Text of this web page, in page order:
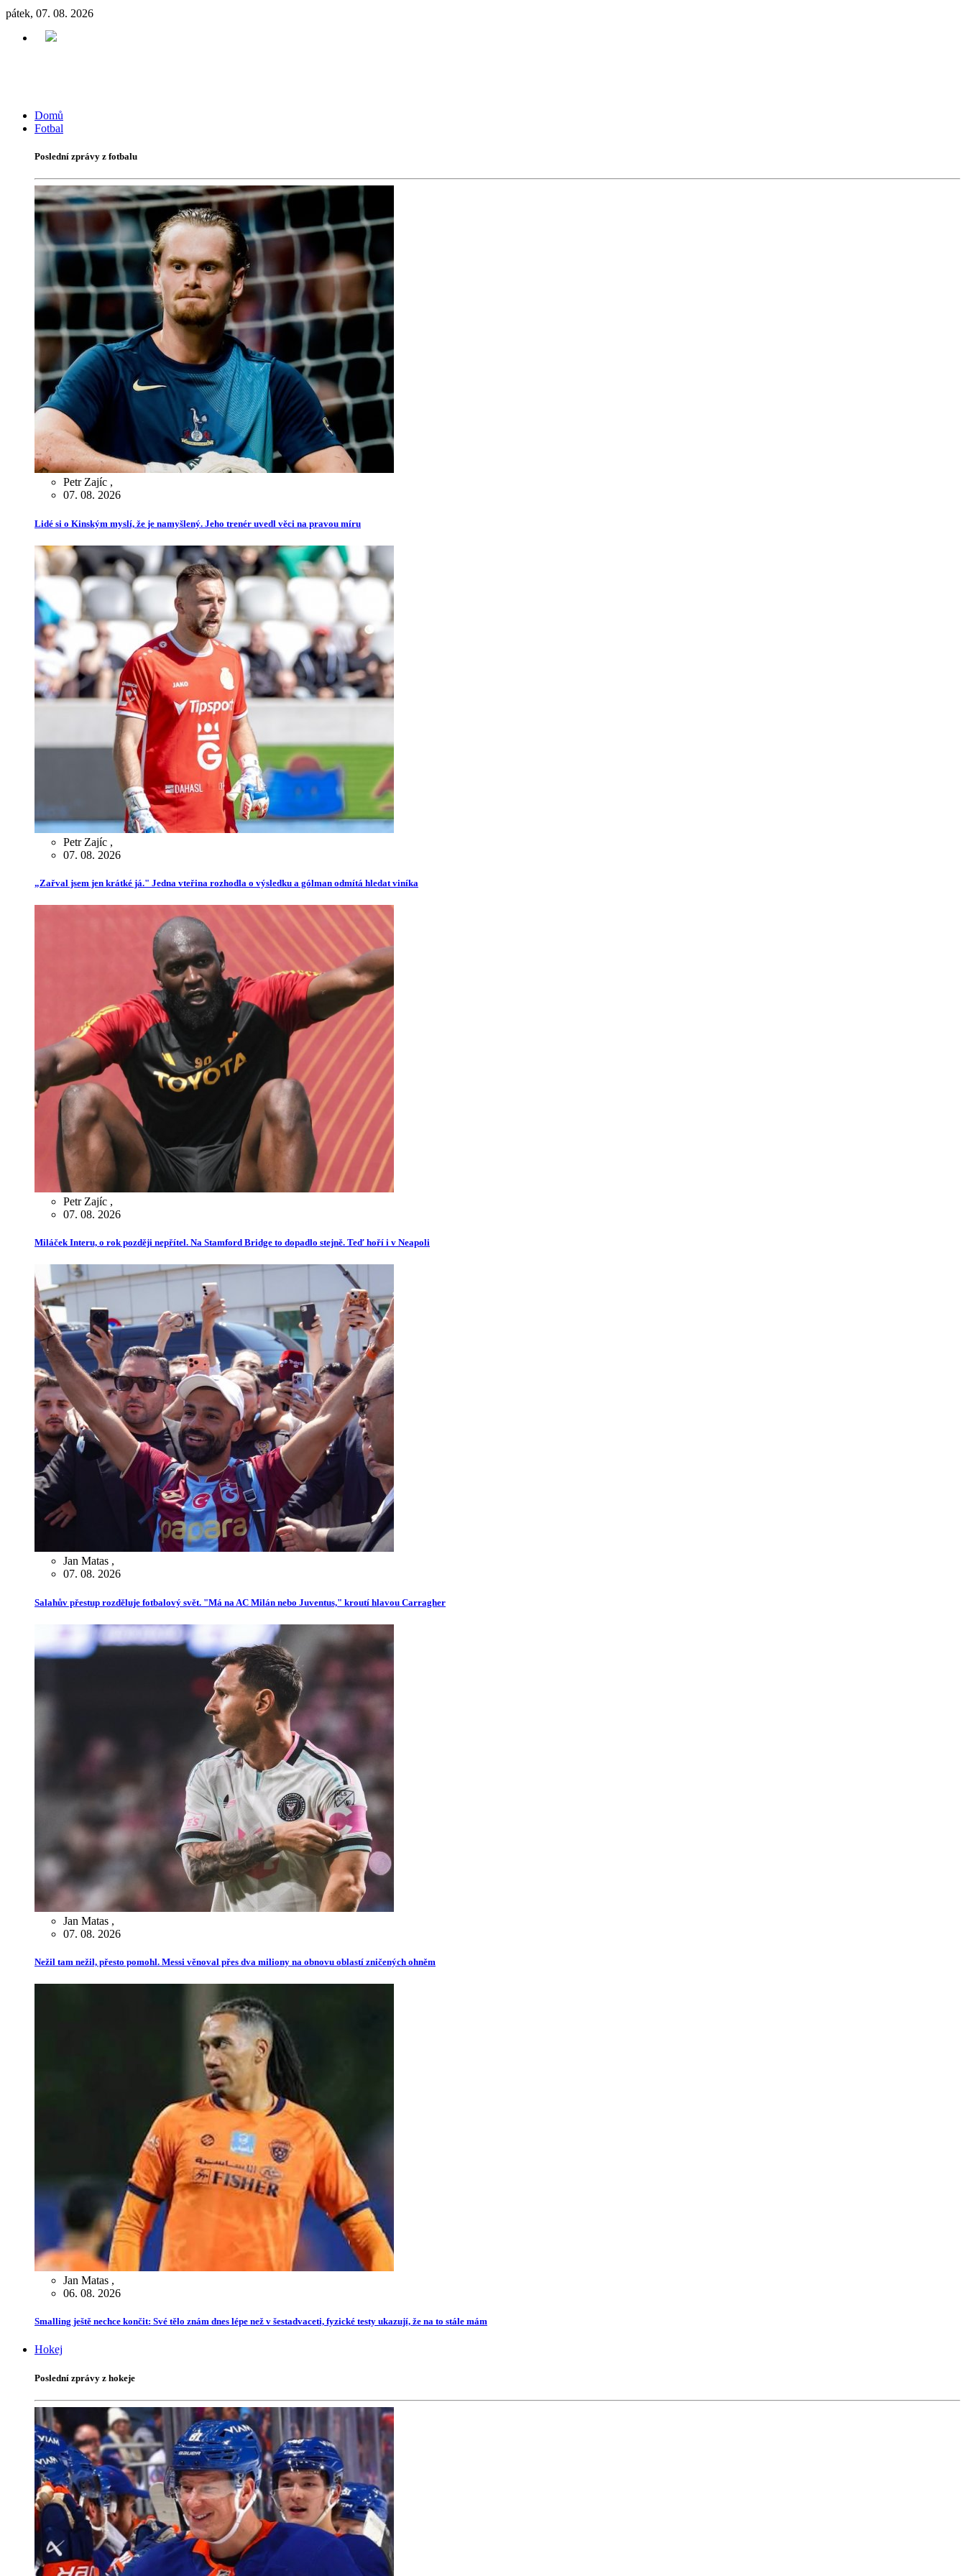
pátek, 07. 08. 2026
Domů
Fotbal
Poslední zprávy z fotbalu
Petr Zajíc ,
07. 08. 2026
Lidé si o Kinským myslí, že je namyšlený. Jeho trenér uvedl věci na pravou míru
Petr Zajíc ,
07. 08. 2026
„Zařval jsem jen krátké já." Jedna vteřina rozhodla o výsledku a gólman odmítá hledat viníka
Petr Zajíc ,
07. 08. 2026
Miláček Interu, o rok později nepřítel. Na Stamford Bridge to dopadlo stejně. Teď hoří i v Neapoli
Jan Matas ,
07. 08. 2026
Salahův přestup rozděluje fotbalový svět. "Má na AC Milán nebo Juventus," kroutí hlavou Carragher
Jan Matas ,
07. 08. 2026
Nežil tam nežil, přesto pomohl. Messi věnoval přes dva miliony na obnovu oblastí zničených ohněm
Jan Matas ,
06. 08. 2026
Smalling ještě nechce končit: Své tělo znám dnes lépe než v šestadvaceti, fyzické testy ukazují, že na to stále mám
Hokej
Poslední zprávy z hokeje